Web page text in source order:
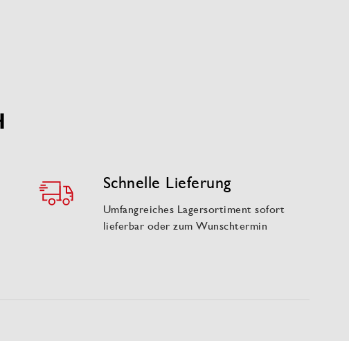
Schnelle Lieferung
Umfangreiches Lagersortiment sofort
lieferbar oder zum Wunschtermin